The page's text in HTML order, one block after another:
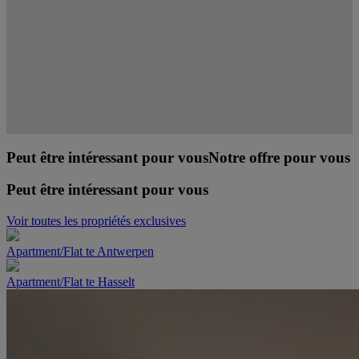
Peut être intéressant pour vousNotre offre pour vous
Peut être intéressant pour vous
Voir toutes les propriétés exclusives
Apartment/Flat te Antwerpen
Apartment/Flat te Hasselt